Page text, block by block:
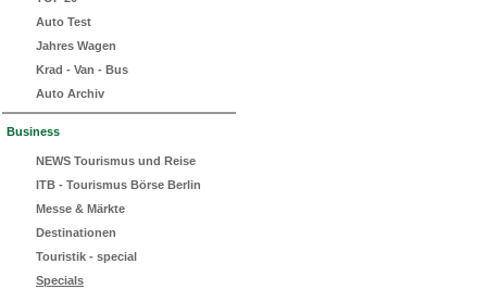
Auto Test
Jahres Wagen
Krad - Van - Bus
Auto Archiv
Business
NEWS Tourismus und Reise
ITB - Tourismus Börse Berlin
Messe & Märkte
Destinationen
Touristik - special
Specials